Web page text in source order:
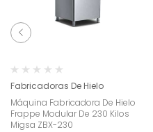
Fabricadoras De Hielo
Máquina Fabricadora De Hielo
Frappe Modular De 230 Kilos
Migsa ZBX-230